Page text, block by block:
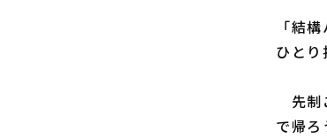
「結
ひとり
先制
で帰